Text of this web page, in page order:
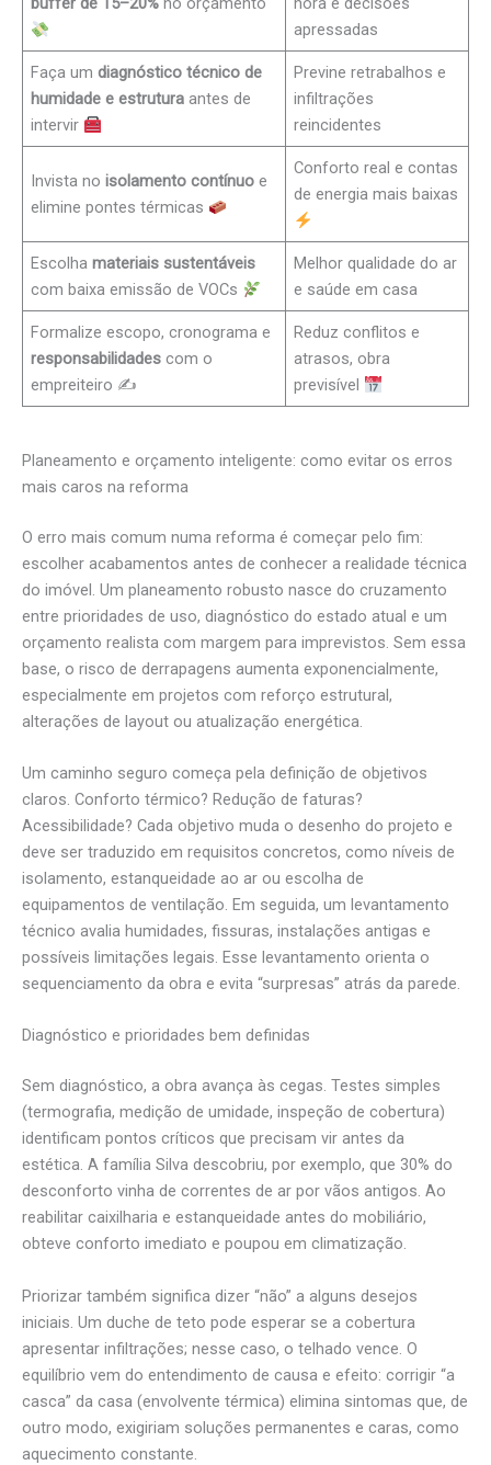
apressadas
Faça umdiagnóstico técnico de
humidade e estrutura antes de
intervir
Previne retrabalhos e
infiltrações
reincidentes
Invista noisolamento contínuo e
elimine pontes térmicas
Conforto real e contas
de energia mais baixas
Escolhamateriais sustentáveis
com baixa emissão de VOCs
Melhor qualidade do ar
e saúde em casa
Formalize escopo, cronograma e
responsabilidades com o
empreiteiro ✍️
Reduz conflitos e
atrasos, obra
previsível
Planeamento e orçamento inteligente: como evitar os erros
mais caros na reforma
O erro mais comum numa reforma é começar pelo fim:
escolher acabamentos antes de conhecer a realidade técnica
do imóvel. Um planeamento robusto nasce do cruzamento
entre prioridades de uso, diagnóstico do estado atual e um
orçamento realista com margem para imprevistos. Sem essa
base, o risco de derrapagens aumenta exponencialmente,
especialmente em projetos com reforço estrutural,
alterações de layout ou atualização energética.
Um caminho seguro começa pela definição de objetivos
claros. Conforto térmico? Redução de faturas?
Acessibilidade? Cada objetivo muda o desenho do projeto e
deve ser traduzido em requisitos concretos, como níveis de
isolamento, estanqueidade ao ar ou escolha de
equipamentos de ventilação. Em seguida, um levantamento
técnico avalia humidades, fissuras, instalações antigas e
possíveis limitações legais. Esse levantamento orienta o
sequenciamento da obra e evita “surpresas” atrás da parede.
Diagnóstico e prioridades bem definidas
Sem diagnóstico, a obra avança às cegas. Testes simples
(termografia, medição de umidade, inspeção de cobertura)
identificam pontos críticos que precisam vir antes da
estética. A família Silva descobriu, por exemplo, que 30% do
desconforto vinha de correntes de ar por vãos antigos. Ao
reabilitar caixilharia e estanqueidade antes do mobiliário,
obteve conforto imediato e poupou em climatização.
Priorizar também significa dizer “não” a alguns desejos
iniciais. Um duche de teto pode esperar se a cobertura
apresentar infiltrações; nesse caso, o telhado vence. O
equilíbrio vem do entendimento de causa e efeito: corrigir “a
casca” da casa (envolvente térmica) elimina sintomas que, de
outro modo, exigiriam soluções permanentes e caras, como
aquecimento constante.